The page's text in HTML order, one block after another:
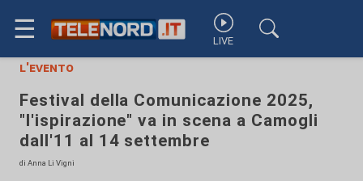
☰ LIVE
l'evento
Festival della Comunicazione 2025,
"l'ispirazione" va in scena a Camogli
dall'11 al 14 settembre
di Anna Li Vigni